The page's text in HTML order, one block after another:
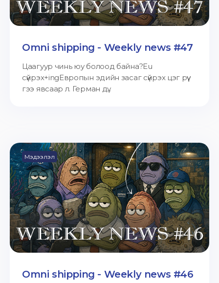
Omni shipping - Weekly news #47
Цаагуур чинь юу болоод байна?Eu
сүйрэх+ingЕвропын эдийн засаг сүйрэх цэг рүү
гээ явсаар л. Герман дү...
Мэдээлэл
Omni shipping - Weekly news #46